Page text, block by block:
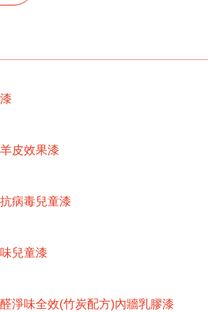
皮效果漆
病毒兒童漆
兒童漆
淨味全效(竹炭配方)內牆乳膠漆